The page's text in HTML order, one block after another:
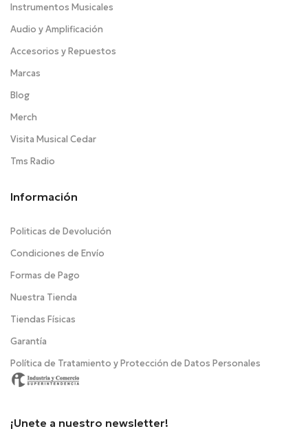
Instrumentos Musicales
Audio y Amplificación
Accesorios y Repuestos
Marcas
Blog
Merch
Visita Musical Cedar
Tms Radio
Información
Politicas de Devolución
Condiciones de Envío
Formas de Pago
Nuestra Tienda
Tiendas Físicas
Garantía
Política de Tratamiento y Protección de Datos Personales
¡Unete a nuestro newsletter!